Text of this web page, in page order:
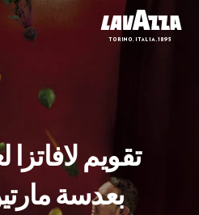
بعدسة